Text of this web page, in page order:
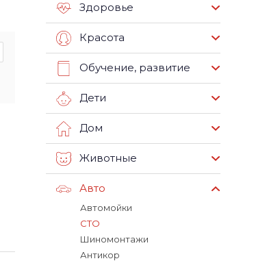
Здоровье
Красота
Обучение, развитие
Дети
Дом
Животные
Авто
Автомойки
СТО
Шиномонтажи
Антикор